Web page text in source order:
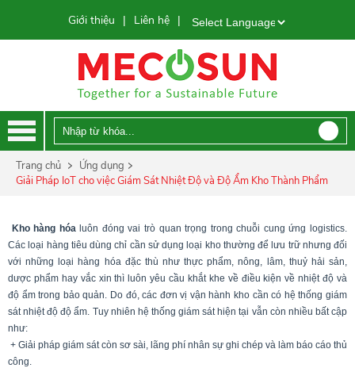
Giới thiệu | Liên hệ
|
Powered by
Trang chủ
Ứng dụng
Giải Pháp IoT cho việc Giám Sát Nhiệt Độ và Độ Ẩm Kho Thành Phẩm
Kho hàng hóa luôn đóng vai trò quan trọng trong chuỗi cung ứng logistics.
Các loại hàng tiêu dùng chỉ cần sử dụng loại kho thường để lưu trữ nhưng đối
với những loại hàng hóa đặc thù như thực phẩm, nông, lâm, thuỷ hải sản,
dược phẩm hay vắc xin thì luôn yêu cầu khắt khe về điều kiện về nhiệt độ và
độ ẩm trong bảo quản. Do đó, các đơn vị vận hành kho cần có hệ thống giám
sát nhiệt độ độ ẩm. Tuy nhiên hệ thống giám sát hiện tại vẫn còn nhiều bất cập
như:
+ Giải pháp giám sát còn sơ sài, lãng phí nhân sự ghi chép và làm báo cáo thủ
công.